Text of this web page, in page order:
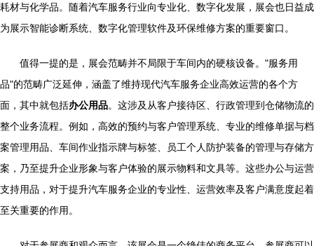
耗材与化学品。随着汽车服务行业向专业化、数字化发展，展会也日益成
为展示智能诊断系统、数字化管理软件及环保维修方案的重要窗口。
值得一提的是，展会范畴并不局限于车间内的硬核设备。"服务用
品"的范畴广泛延伸，涵盖了维持现代汽车服务企业高效运营的各个方
面，其中就包括办公用品。这涉及从客户接待区、行政管理到仓储物流的
整个业务流程。例如，高效的预约与客户管理系统、专业的维修单据与档
案管理用品、车间作业指示牌与标签、员工个人防护装备的管理与存储方
案，乃至提升企业形象与客户体验的展示物料和文具等。这些办公与运营
支持用品，对于提升汽车服务企业的专业性、运营效率及客户满意度起着
至关重要的作用。